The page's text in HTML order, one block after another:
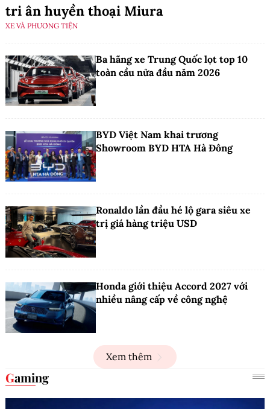
tri ân huyền thoại Miura
XE VÀ PHƯƠNG TIỆN
Ba hãng xe Trung Quốc lọt top 10
toàn cầu nửa đầu năm 2026
BYD Việt Nam khai trương
Showroom BYD HTA Hà Đông
Ronaldo lần đầu hé lộ gara siêu xe
trị giá hàng triệu USD
Honda giới thiệu Accord 2027 với
nhiều nâng cấp về công nghệ
Xem thêm
Gaming